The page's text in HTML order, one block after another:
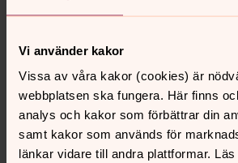
Vi använder kakor
Vissa av våra kakor (cookies) är
webbplatsen ska fungera. Här finns
analys och kakor som förbättrar din
samt kakor som används för
länkar vidare till andra plattformar.
Grafik från kyrkoval.svenskakyrkan.se